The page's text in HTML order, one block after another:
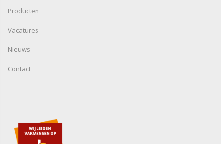
Producten
Vacatures
Nieuws
Contact